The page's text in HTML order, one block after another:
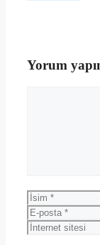
Yorum
İsim
E-
posta
İnternet
sitesi